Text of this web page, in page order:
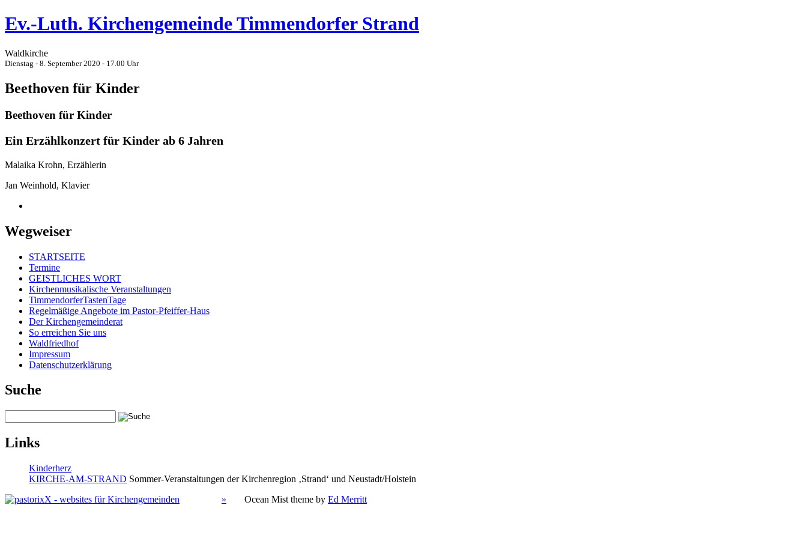
Ev.-Luth. Kirchengemeinde Timmendorfer Strand
Waldkirche
Dienstag - 8. September 2020 - 17.00 Uhr
Beethoven für Kinder
Beethoven für Kinder
Ein Erzählkonzert für Kinder ab 6 Jahren
Malaika Krohn, Erzählerin
Jan Weinhold, Klavier
Wegweiser
STARTSEITE
Termine
GEISTLICHES WORT
Kirchenmusikalische Veranstaltungen
TimmendorferTastenTage
Regelmäßige Angebote im Pastor-Pfeiffer-Haus
Der Kirchengemeinderat
So erreichen Sie uns
Waldfriedhof
Impressum
Datenschutzerklärung
Suche
Links
Kinderherz
KIRCHE-AM-STRAND Sommer-Veranstaltungen der Kirchenregion ‚Strand‘ und Neustadt/Holstein
»
Ocean Mist theme by Ed Merritt